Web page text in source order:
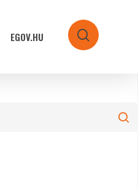
EGOV.HU search